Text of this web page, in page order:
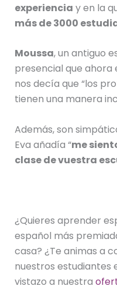
experiencia y en la
más de 3000
Moussa, un antiguo
presencial que ahora
nos decía que “los
tienen una manera
Además, son
Eva añadía “me
clase de vuestra
¿Quieres aprender
español más
casa? ¿Te animas a
nuestros estudiantes
vistazo a nuestra